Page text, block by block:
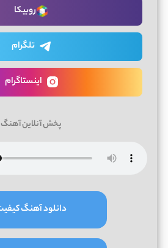
روبیکا
تلگرام
اینستاگرام
پخش آنلاین آهنگ
دانلود آهنگ کیفیت